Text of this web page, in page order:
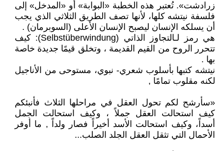
زرادشت». تُعتبر هذه الخطبة «البوابة» أو «المدخل» إلى
فلسفة نيتشه كلها، لأنها تصف الطريق الثلاثي الذي يجب
أن يسلكه الإنسان ليصبح الإنسان الأعلى (السوبرمان) .
هي رمز لـالتجاوز الذاتي (Selbstüberwindung): كيف
تتحرر الروح من القيم القديمة ، وتخلق قيمًا جديدة خاصة
بها .
نيتشه كتبها بأسلوب شعري- نبوي، مستوحى من الأناجيل
لكنه مقلوب تمامًا ,
«سأرشح لكم تحول العقل في مراحلها الثلاث فأنبئكم
كيف استحالت العقل جملاً ، وكيف استحالت الجمل
أسداً، وكيف استحالت الأسد أخيراً فصار ولداً , ما أوفر
الأحمال التي تثقل العقل الجلد الصلب...